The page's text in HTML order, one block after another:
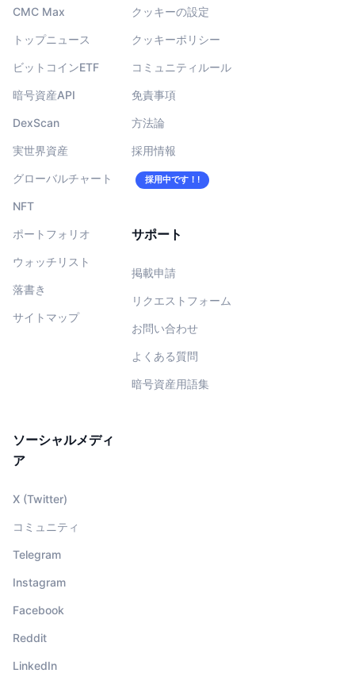
CMC Max
トップニュース
ビットコインETF
暗号資産API
DexScan
実世界資産
グローバルチャート
NFT
ポートフォリオ
ウォッチリスト
落書き
サイトマップ
クッキーの設定
クッキーポリシー
コミュニティルール
免責事項
方法論
採用情報
採用中です！!
サポート
掲載申請
リクエストフォーム
お問い合わせ
よくある質問
暗号資産用語集
ソーシャルメディ
ア
X (Twitter)
コミュニティ
Telegram
Instagram
Facebook
Reddit
LinkedIn